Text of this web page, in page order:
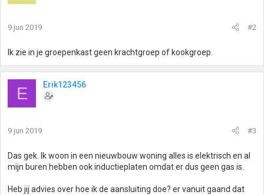
9 jun 2019 #2
Ik zie in je groepenkast geen krachtgroep of kookgroep.
E Erik123456
9 jun 2019 #3
Das gek. Ik woon in een nieuwbouw woning alles is elektrisch en al
mijn buren hebben ook inductieplaten omdat er dus geen gas is.
Heb jij advies over hoe ik de aansluiting doe? er vanuit gaand dat